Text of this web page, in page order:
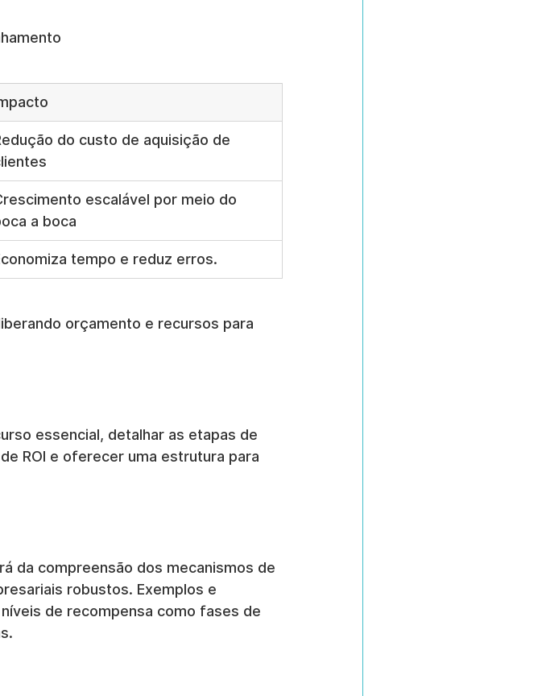
do custo de aquisição de
escalável por meio do
a boca
tempo e reduz erros.
orçamento e recursos para
essencial, detalhar as etapas de
ROI e oferecer uma estrutura para
da compreensão dos mecanismos de
robustos. Exemplos e
de recompensa como fases de